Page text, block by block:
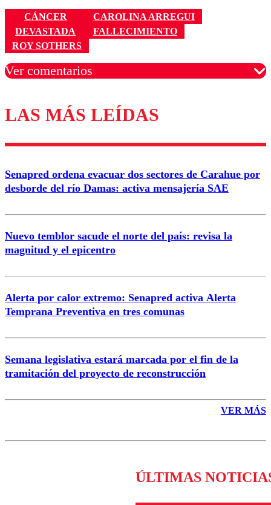
CÁNCER
CAROLINA ARREGUI
DEVASTADA
FALLECIMIENTO
ROY SOTHERS
Ver comentarios
Los comentarios son moderados para garantizar un
diálogo respetuoso.
Nombre
Correo
LAS MÁS LEÍDAS
Senapred ordena evacuar dos sectores de Carahue por
desborde del río Damas: activa mensajería SAE
Nuevo temblor sacude el norte del país: revisa la
magnitud y el epicentro
Alerta por calor extremo: Senapred activa Alerta
Temprana Preventiva en tres comunas
Semana legislativa estará marcada por el fin de la
tramitación del proyecto de reconstrucción
VER MÁS
ÚLTIMAS